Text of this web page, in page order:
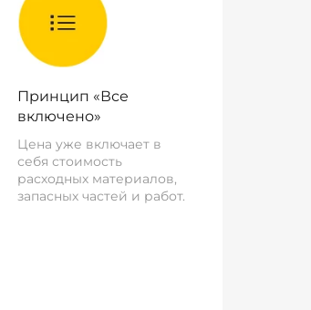
Принцип «Все
включено»
Цена уже включает в
себя стоимость
расходных материалов,
запасных частей и работ.